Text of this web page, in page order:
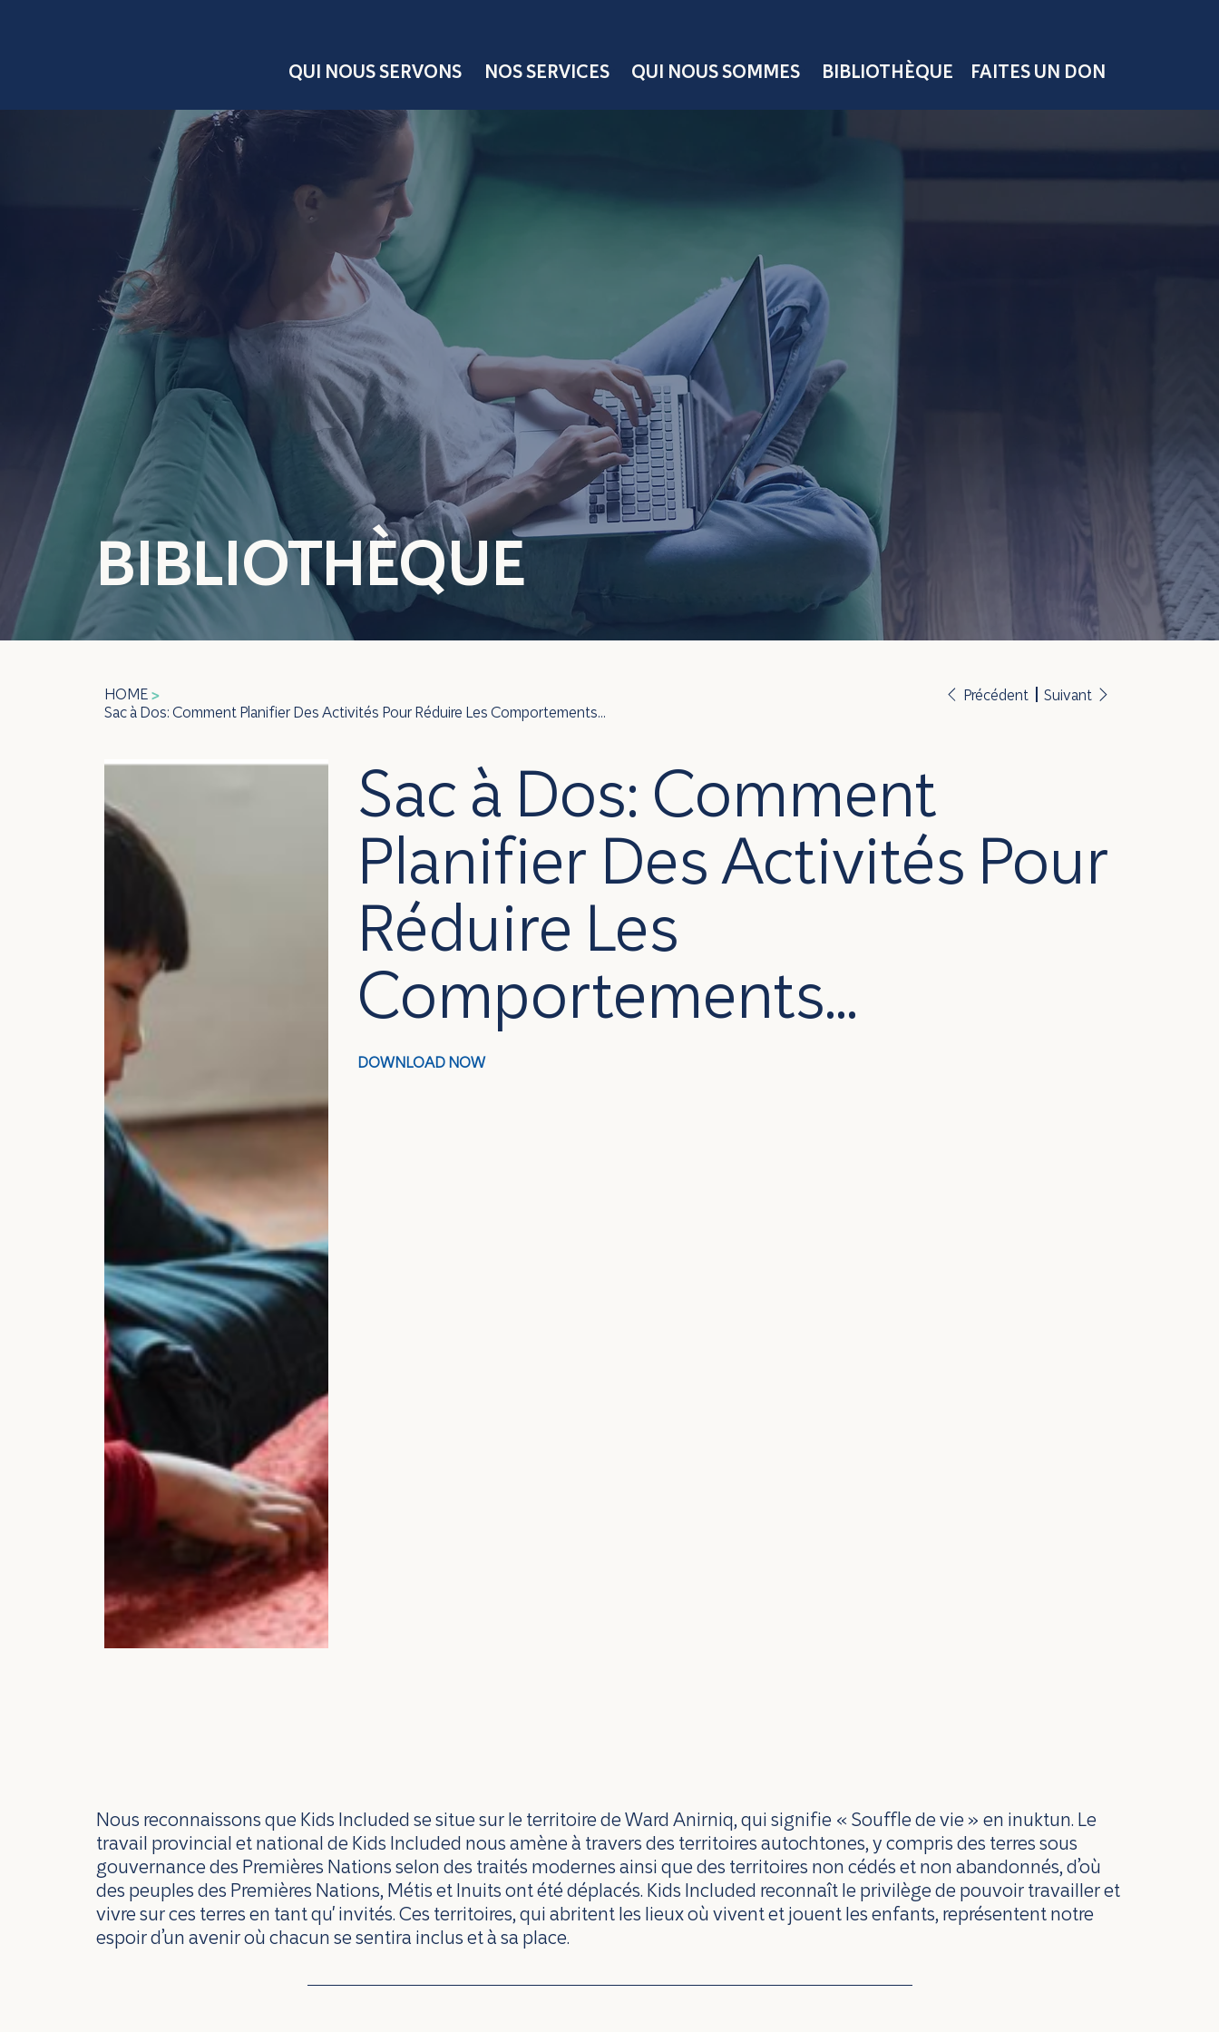
QUI NOUS SERVONS NOS SERVICES QUI NOUS SOMMES BIBLIOTHÈQUE FAITES UN DON
BIBLIOTHÈQUE
HOME>
Sac à Dos: Comment Planifier Des Activités Pour Réduire Les Comportements...
Précédent Suivant
Sac à Dos: Comment
Planifier Des Activités Pour
Réduire Les
Comportements...
DOWNLOAD NOW
Nous reconnaissons que Kids Included se situe sur le territoire de Ward Anirniq, qui signifie « Souffle de vie » en inuktun. Le
travail provincial et national de Kids Included nous amène à travers des territoires autochtones, y compris des terres sous
gouvernance des Premières Nations selon des traités modernes ainsi que des territoires non cédés et non abandonnés, d’où
des peuples des Premières Nations, Métis et Inuits ont été déplacés. Kids Included reconnaît le privilège de pouvoir travailler et
vivre sur ces terres en tant qu' invités. Ces territoires, qui abritent les lieux où vivent et jouent les enfants, représentent notre
espoir d’un avenir où chacun se sentira inclus et à sa place.